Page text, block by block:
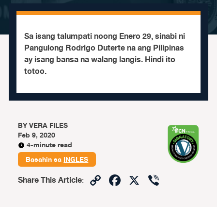
Sa isang talumpati noong Enero 29, sinabi ni
Pangulong Rodrigo Duterte na ang Pilipinas
ay isang bansa na walang langis. Hindi ito
totoo.
BYVERA FILES
Feb 9, 2020
4-minute read
Basahin saINGLES
Share This Article: CopyFacebook
X